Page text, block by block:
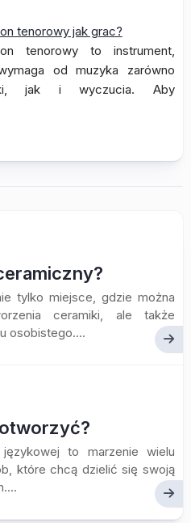
tenorowy jak grac?
tenorowy to instrument,
od muzyka zarówno
jak i wyczucia. Aby
tylko miejsce, gdzie można
ceramiki, ale także
osobistego....
językowej to marzenie wielu
które chcą dzielić się swoją